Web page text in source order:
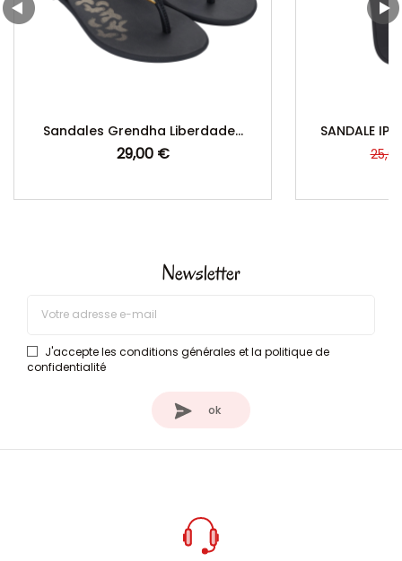
Sandales Grendha Liberdade...
Prix
29,00 €
SANDALE
Prix
Prix
Newsletter
J'accepte les conditions générales et la politique de
confidentialité